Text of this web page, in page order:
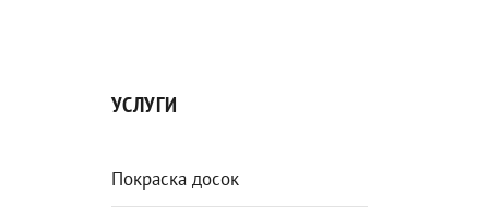
УСЛУГИ
Покраска досок